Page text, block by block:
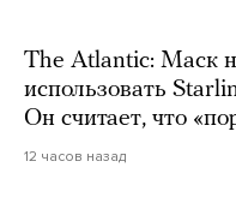
The Atlantic: Маск
использовать
Он считает, что
12 часов назад